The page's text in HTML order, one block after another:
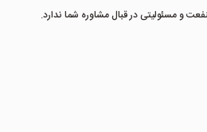
و مسئولیتی در قبال مشاوره شما ندارد.